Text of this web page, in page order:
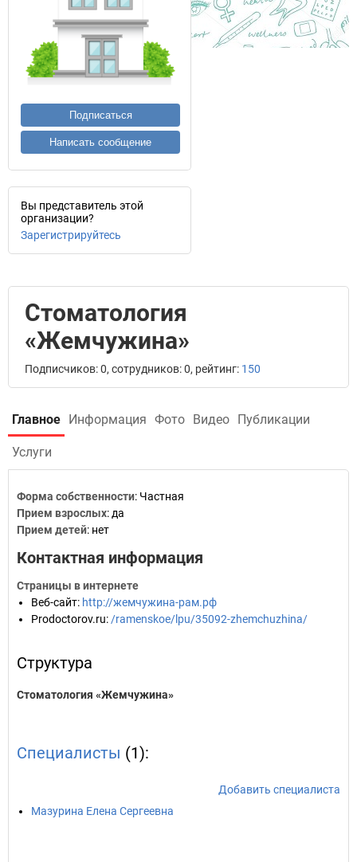
Подписаться
Написать сообщение
Вы представитель этой
организации?
Зарегистрируйтесь
Стоматология
«Жемчужина»
Подписчиков: 0, сотрудников: 0, рейтинг: 150
Главное Информация Фото Видео Публикации
Услуги
Форма собственности: Частная
Прием взрослых: да
Прием детей: нет
Контактная информация
Страницы в интернете
Веб-сайт: http://жемчужина-рам.рф
Prodoctorov.ru: /ramenskoe/lpu/35092-zhemchuzhina/
Структура
Стоматология «Жемчужина»
Специалисты (1):
Добавить специалиста
Мазурина Елена Сергеевна